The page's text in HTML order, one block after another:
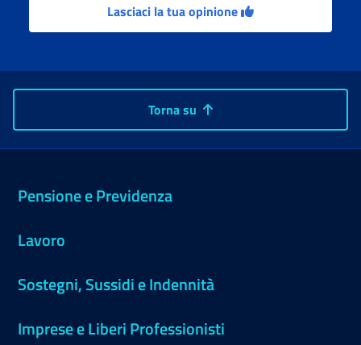
Lasciaci la tua opinione
Torna su
Pensione e Previdenza
Lavoro
Sostegni, Sussidi e Indennità
Imprese e Liberi Professionisti